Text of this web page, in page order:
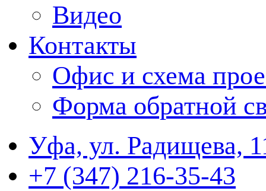
Видео
Контакты
Офис и схема
Форма обратной
Уфа, ул. Радищева,
+7 (347) 216-35-43